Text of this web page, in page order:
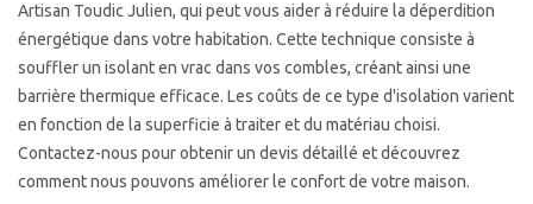
Artisan Toudic Julien, qui peut vous aider à réduire la déperdition
énergétique dans votre habitation. Cette technique consiste à
souffler un isolant en vrac dans vos combles, créant ainsi une
barrière thermique efficace. Les coûts de ce type d'isolation varient
en fonction de la superficie à traiter et du matériau choisi.
Contactez-nous pour obtenir un devis détaillé et découvrez
comment nous pouvons améliorer le confort de votre maison.